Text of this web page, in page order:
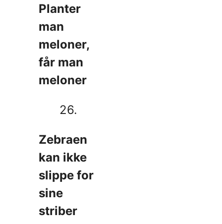
Planter
man
meloner,
får man
meloner
26.
Zebraen
kan ikke
slippe for
sine
striber